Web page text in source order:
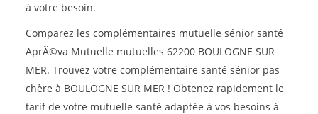
à votre besoin.
Comparez les complémentaires mutuelle sénior santé
AprÃ©va Mutuelle mutuelles 62200 BOULOGNE SUR
MER. Trouvez votre complémentaire santé sénior pas
chère à BOULOGNE SUR MER ! Obtenez rapidement le
tarif de votre mutuelle santé adaptée à vos besoins à